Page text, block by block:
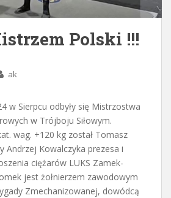
Polski !!!
ak
w Sierpcu odbyły się Mistrzostwa
w Trójboju Siłowym.
wag. +120 kg został Tomasz
Andrzej Kowalczyka prezesa i
ciężarów LUKS Zamek-
jest żołnierzem zawodowym
Zmechanizowanej, dowódcą